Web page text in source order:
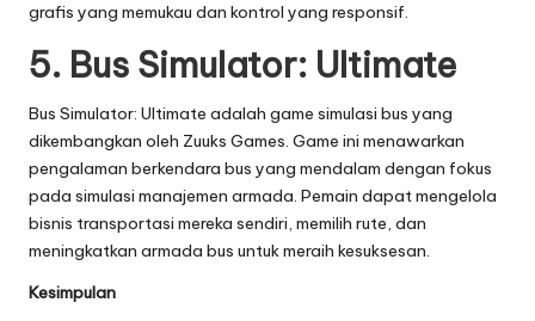
grafis yang memukau dan kontrol yang responsif.
5. Bus Simulator: Ultimate
Bus Simulator: Ultimate adalah game simulasi bus yang
dikembangkan oleh Zuuks Games. Game ini menawarkan
pengalaman berkendara bus yang mendalam dengan fokus
pada simulasi manajemen armada. Pemain dapat mengelola
bisnis transportasi mereka sendiri, memilih rute, dan
meningkatkan armada bus untuk meraih kesuksesan.
Kesimpulan